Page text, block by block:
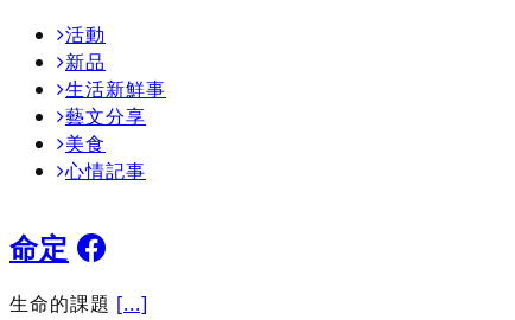
活動
新品
生活新鮮事
藝文分享
美食
心情記事
命定
生命的課題 [...]